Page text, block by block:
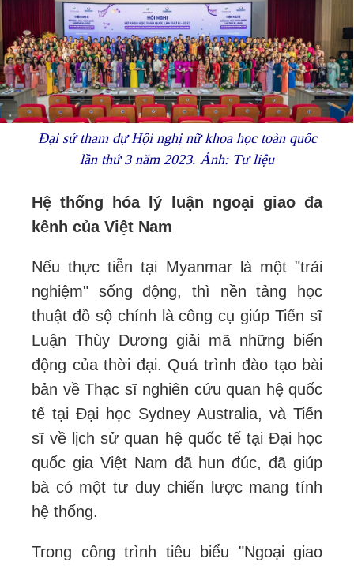
Đại sứ tham dự Hội nghị nữ khoa học toàn quốc
lần thứ 3 năm 2023. Ảnh: Tư liệu
Hệ thống hóa lý luận ngoại giao đa
kênh của Việt Nam
Nếu thực tiễn tại Myanmar là một "trải
nghiệm" sống động, thì nền tảng học
thuật đồ sộ chính là công cụ giúp Tiến sĩ
Luận Thùy Dương giải mã những biến
động của thời đại. Quá trình đào tạo bài
bản về Thạc sĩ nghiên cứu quan hệ quốc
tế tại Đại học Sydney Australia, và Tiến
sĩ về lịch sử quan hệ quốc tế tại Đại học
quốc gia Việt Nam đã hun đúc, đã giúp
bà có một tư duy chiến lược mang tính
hệ thống.
Trong công trình tiêu biểu "Ngoại giao